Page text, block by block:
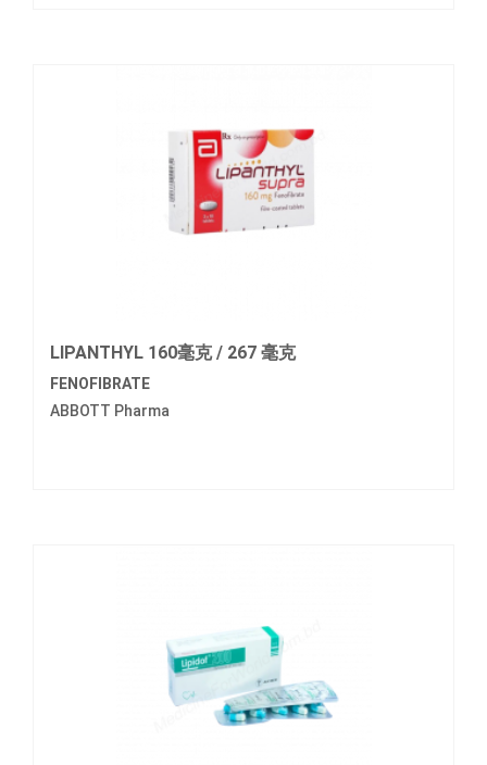
LIPANTHYL 160毫克 / 267 毫克
FENOFIBRATE
ABBOTT Pharma